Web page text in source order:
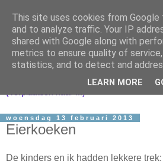
woensdag 13 februari 2013
Eierkoeken
De kinders en ik hadden lekkere trek:
This site uses cookies from
and to analyze traffic. Your IP
shared with Google along with
metrics to ensure quality of
statistics, and to detect and
LEARN MORE